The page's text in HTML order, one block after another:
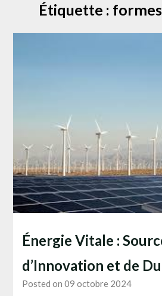
Étiquette :
Énergie Vitale :
d’Innovation et de
Posted on 09 octobre 2024